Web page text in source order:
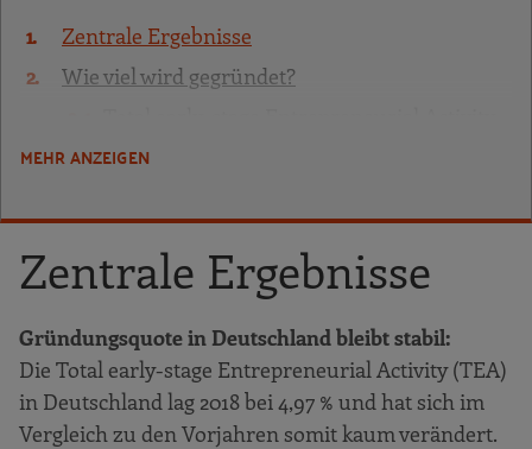
Zentrale Ergebnisse
Wie viel wird gegründet?
(TEA)aller GEM-Länder
in Deutschland
Nascent Entrepreneurs („werdende
Gründer“) in den einkommensstarken
Wer gründet?
TEA-Quoten nach Alter und Geschlecht in
den einkommensstarken Ländern
MEHR ANZEIGEN
Zentrale Ergebnisse
Gründungsquote in Deutschland bleibt stabil:
Die Total early-stage Entrepreneurial Activity (TEA)
in Deutschland lag 2018 bei 4,97 % und hat sich im
Vergleich zu den Vorjahren somit kaum verändert.